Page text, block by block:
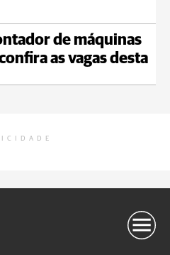
de máquinas
as vagas desta